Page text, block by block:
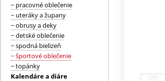
− pracovné oblečenie
− uteráky a župany
− obrusy a deky
− detské oblečenie
− spodná bielizeň
− športové oblečenie
− topánky
Kalendáre a diáre